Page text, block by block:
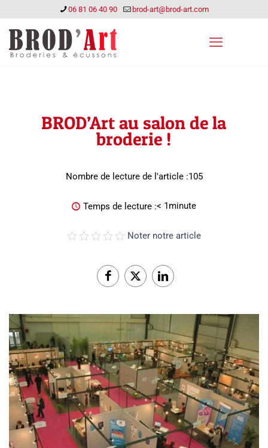
06 81 06 40 90 brod-art@brod-art.com
BROD’Art au salon de la
broderie !
Nombre de lecture de l'article :105
Temps de lecture :< 1minute
Noter notre article